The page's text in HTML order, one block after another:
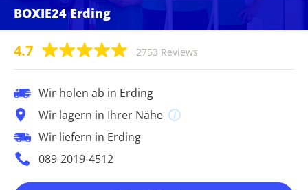
BOXIE24 Erding
4.7 2753 Reviews
Wir holen ab in Erding
Wir lagern in Ihrer Nähe
Wir liefern in Erding
089-2019-4512